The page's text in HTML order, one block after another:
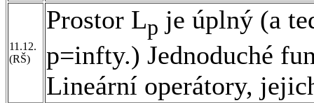
11.12.
(RŠ)
Prostor Lp je úplný (a
p=infty.) Jednoduché
Lineární operátory,